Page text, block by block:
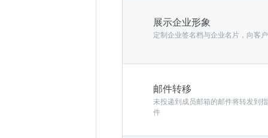
展示企业形象
定制企业签名档与企业名片，向客
邮件转移
未投递到成员邮箱的邮件将转发到
件